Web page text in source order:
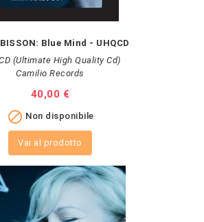
Blue Mind - UHQCD
(Ultimate High Quality Cd)
Camilio Records
Prezzo
40,00 €
 Non disponibile
Vai al prodotto